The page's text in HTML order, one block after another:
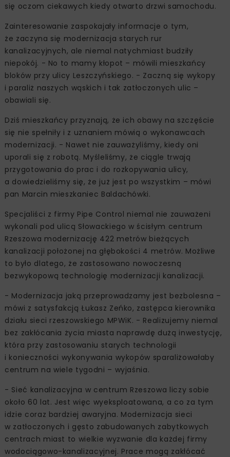
się oczom ciekawych kiedy otwarto drzwi samochodu.
Zainteresowanie zaspokajały informacje o tym,
że zaczyna się modernizacja starych rur
kanalizacyjnych, ale niemal natychmiast budziły
niepokój. - No to mamy kłopot – mówili mieszkańcy
bloków przy ulicy Leszczyńskiego. - Zaczną się wykopy
i paraliż naszych wąskich i tak zatłoczonych ulic –
obawiali się.
Dziś mieszkańcy przyznają, że ich obawy na szczęście
się nie spełniły i z uznaniem mówią o wykonawcach
modernizacji. - Nawet nie zauważyliśmy, kiedy oni
uporali się z robotą. Myśleliśmy, że ciągle trwają
przygotowania do prac i do rozkopywania ulicy,
a dowiedzieliśmy się, że już jest po wszystkim – mówi
pan Marcin mieszkaniec Baldachówki.
Specjaliści z firmy Pipe Control niemal nie zauważeni
wykonali pod ulicą Słowackiego w ścisłym centrum
Rzeszowa modernizację 422 metrów bieżących
kanalizacji położonej na głębokości 4 metrów. Możliwe
to było dlatego, że zastosowano nowoczesną
bezwykopową technologię modernizacji kanalizacji.
- Modernizacja jaką przeprowadzamy jest bezbolesna –
mówi z satysfakcją Łukasz Zeńko, zastępca kierownika
działu sieci rzeszowskiego MPWiK. - Realizujemy niemal
bez zakłócania życia miasta naprawdę dużą inwestycję,
która przy zastosowaniu starych technologii
i konieczności wykonywania wykopów sparaliżowałaby
centrum na wiele tygodni – wyjaśnia.
- Sieć kanalizacyjna w centrum Rzeszowa liczy sobie
około 60 lat. Jest więc wyeksploatowana, a co za tym
idzie coraz bardziej awaryjna. Modernizacja sieci
w zatłoczonych i gęsto zabudowanych zabytkowych
centrach miast to wielkie wyzwanie dla każdej firmy
wodociągowo-kanalizacyjnej. Prace mogą zakłócać